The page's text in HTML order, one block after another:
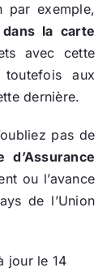
par exemple,
la carte
avec cette
aux
dernière.
pas de
ou l’avance
de l’Union
jour le 14